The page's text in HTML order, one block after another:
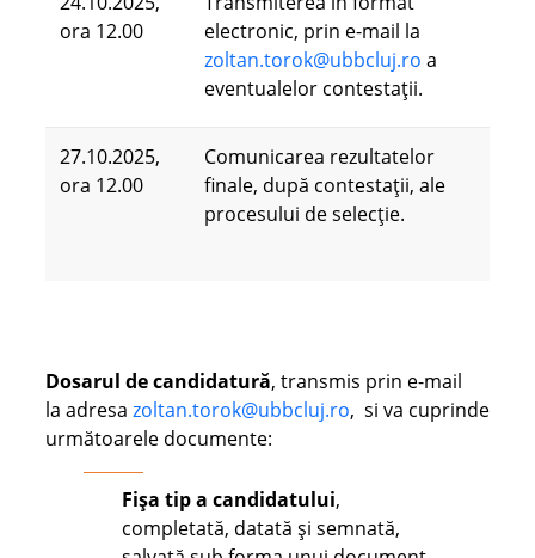
ora 12.00
electronic, prin e-mail la
zoltan.torok@ubbcluj.ro a
eventualelor contestații.
27.10.2025,
ora 12.00
Comunicarea rezultatelor
finale, după contestații, ale
procesului de selecție.
Dosarul de candidatură, transmis prin e-mail
la adresa zoltan.torok@ubbcluj.ro, si va cuprinde
următoarele documente:
Fişa tipa candidatului,
completată, datată și semnată,